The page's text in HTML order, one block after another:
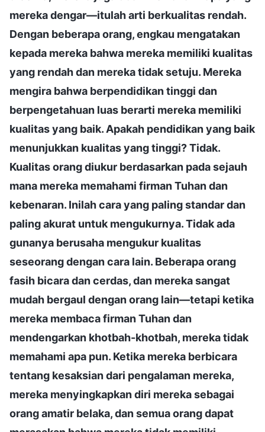
mereka dengar—itulah arti berkualitas rendah.
Dengan beberapa orang, engkau mengatakan
kepada mereka bahwa mereka memiliki kualitas
yang rendah dan mereka tidak setuju. Mereka
mengira bahwa berpendidikan tinggi dan
berpengetahuan luas berarti mereka memiliki
kualitas yang baik. Apakah pendidikan yang baik
menunjukkan kualitas yang tinggi? Tidak.
Kualitas orang diukur berdasarkan pada sejauh
mana mereka memahami firman Tuhan dan
kebenaran. Inilah cara yang paling standar dan
paling akurat untuk mengukurnya. Tidak ada
gunanya berusaha mengukur kualitas
seseorang dengan cara lain. Beberapa orang
fasih bicara dan cerdas, dan mereka sangat
mudah bergaul dengan orang lain—tetapi ketika
mereka membaca firman Tuhan dan
mendengarkan khotbah-khotbah, mereka tidak
memahami apa pun. Ketika mereka berbicara
tentang kesaksian dari pengalaman mereka,
mereka menyingkapkan diri mereka sebagai
orang amatir belaka, dan semua orang dapat